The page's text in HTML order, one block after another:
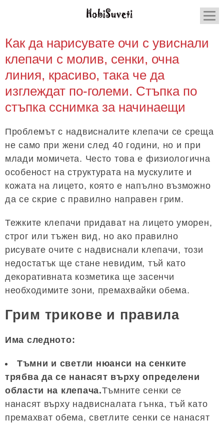
Как да нарисувате очи с увиснали
клепачи с молив, сенки, очна
линия, красиво, така че да
изглеждат по-големи. Стъпка по
стъпка сснимка за начинаещи
Проблемът с надвисналите клепачи се среща
не само при жени след 40 години, но и при
млади момичета. Често това е физиологична
особеност на структурата на мускулите и
кожата на лицето, която е напълно възможно
да се скрие с правилно направен грим.
Тежките клепачи придават на лицето уморен,
строг или тъжен вид, но ако правилно
рисувате очите с надвиснали клепачи, този
недостатък ще стане невидим, тъй като
декоративната козметика ще засенчи
необходимите зони, премахвайки обема.
Грим трикове и правила
Има следното:
Тъмни и светли нюанси на сенките
трябва да се нанасят върху определени
области на клепача.Тъмните сенки се
нанасят върху надвисналата гънка, тъй като
премахват обема, светлите сенки се нанасят